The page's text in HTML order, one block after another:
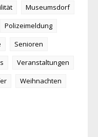
Museumsdorf
Polizeimeldung
Senioren
Veranstaltungen
Weihnachten